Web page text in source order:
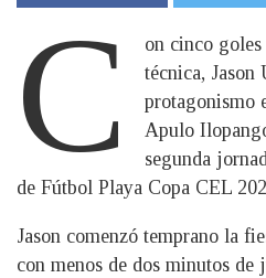
C
on cinco
técnica, Jason
protagonismo
Apulo
segunda
de Fútbol Playa Copa CEL
Jason comenzó temprano la
con menos de dos minutos de